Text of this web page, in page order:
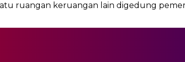
ruangan keruangan lain digedung